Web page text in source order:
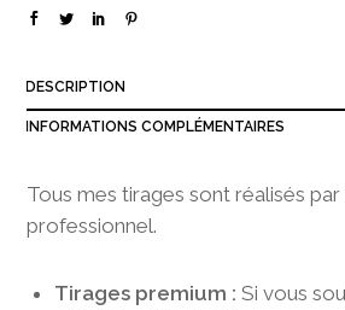
,
DESCRIPTION
INFORMATIONS COMPLÉMENTAIRES
Tous mes tirages sont réalisés
professionnel.
Tirages premium : Si vous